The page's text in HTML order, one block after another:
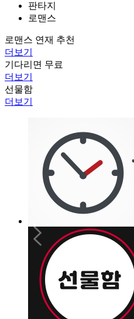
판타지
로맨스
로맨스 연재 추천
더보기
기다리면 무료
더보기
선물함
더보기